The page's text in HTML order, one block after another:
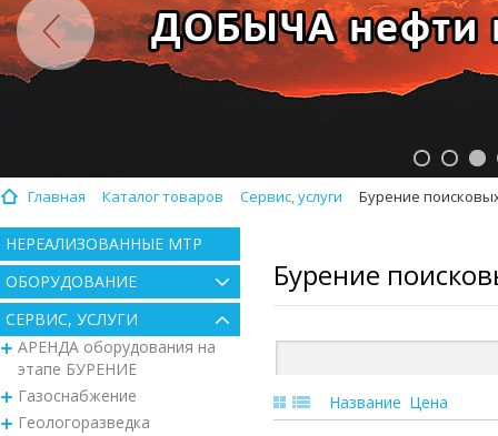
Главная Каталог товаров Сервис, услуги Бурение
НЕРЕАЛИЗОВАННЫЕ МТР
ОБОРУДОВАНИЕ
СЕРВИС, УСЛУГИ
АРЕНДА оборудования на
этапе БУРЕНИЕ
Газоснабжение
Геологоразведка
Бурение
Название Цена